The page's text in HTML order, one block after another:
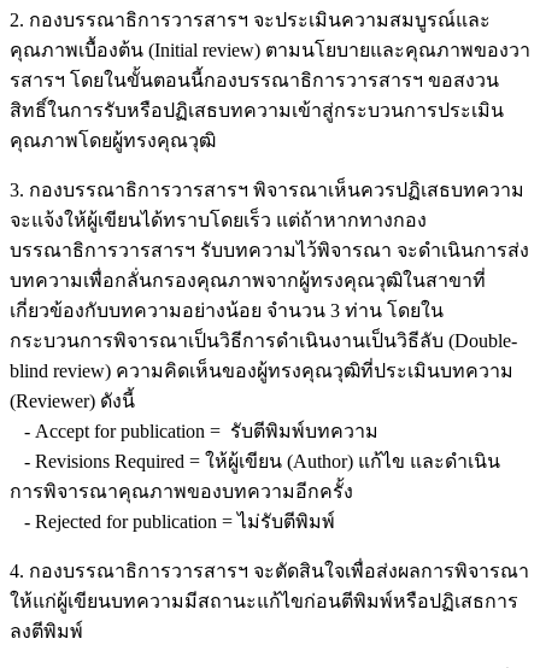
2. กองบรรณาธิการวารสารฯ จะประเมินความสมบูรณ์และ
คุณภาพเบื้องต้น (Initial review) ตามนโยบายและคุณภาพของวา
รสารฯ โดยในขั้นตอนนี้กองบรรณาธิการวารสารฯ ขอสงวน
สิทธิ์ในการรับหรือปฏิเสธบทความเข้าสู่กระบวนการประเมิน
คุณภาพโดยผู้ทรงคุณวุฒิ
3. กองบรรณาธิการวารสารฯ พิจารณาเห็นควรปฏิเสธบทความ
จะแจ้งให้ผู้เขียนได้ทราบโดยเร็ว แต่ถ้าหากทางกอง
บรรณาธิการวารสารฯ รับบทความไว้พิจารณา จะดำเนินการส่ง
บทความเพื่อกลั่นกรองคุณภาพจากผู้ทรงคุณวุฒิในสาขาที่
เกี่ยวข้องกับบทความอย่างน้อย จำนวน 3 ท่าน โดยใน
กระบวนการพิจารณาเป็นวิธีการดำเนินงานเป็นวิธีลับ (Double-
blind review) ความคิดเห็นของผู้ทรงคุณวุฒิที่ประเมินบทความ
(Reviewer) ดังนี้
- Accept for publication = รับตีพิมพ์บทความ
- Revisions Required = ให้ผู้เขียน (Author) แก้ไข และดำเนิน
การพิจารณาคุณภาพของบทความอีกครั้ง
- Rejected for publication = ไม่รับตีพิมพ์
4. กองบรรณาธิการวารสารฯ จะตัดสินใจเพื่อส่งผลการพิจารณา
ให้แก่ผู้เขียนบทความมีสถานะแก้ไขก่อนตีพิมพ์หรือปฏิเสธการ
ลงตีพิมพ์